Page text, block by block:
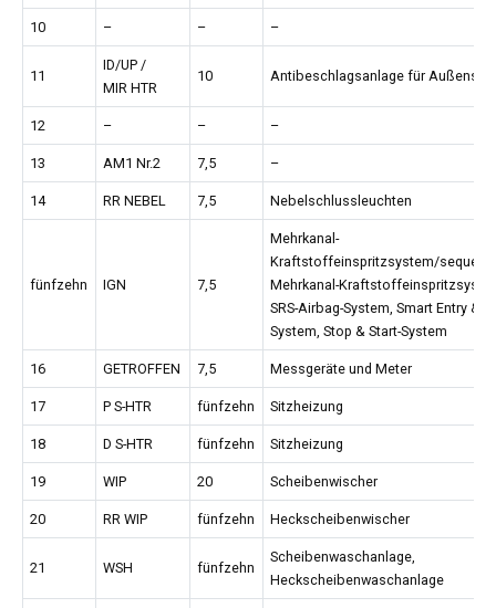
10 – – –
11
ID/UP /
MIR HTR
10 Antibeschlagsanlage für
12 – – –
13 AM1 Nr.2 7,5 –
14 RR NEBEL 7,5 Nebelschlussleuchten
fünfzehn IGN 7,5
Mehrkanal-
Kraftstoffeinspritzsystem/
Mehrkanal-
SRS-Airbag-System, Smart Entry &
System, Stop & Start-System
16 GETROFFEN 7,5 Messgeräte und Meter
17 P S-HTR fünfzehn Sitzheizung
18 D S-HTR fünfzehn Sitzheizung
19 WIP 20 Scheibenwischer
20 RR WIP fünfzehn Heckscheibenwischer
21 WSH fünfzehn
Scheibenwaschanlage,
Heckscheibenwaschanlage